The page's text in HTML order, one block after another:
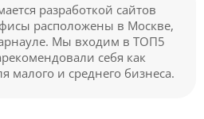
разработкой сайтов
расположены в Москве,
Мы входим в ТОП5
себя как
малого и среднего бизнеса.